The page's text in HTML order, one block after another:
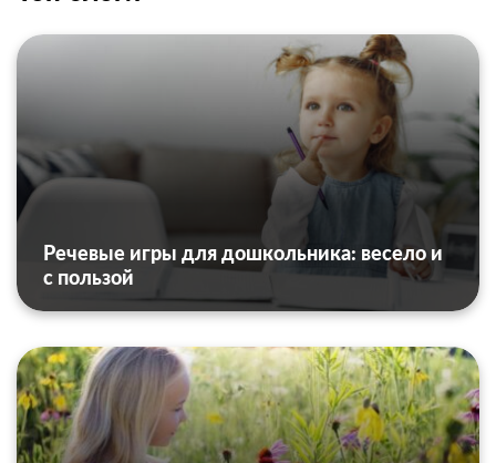
Речевые игры для дошкольника: весело и
с пользой